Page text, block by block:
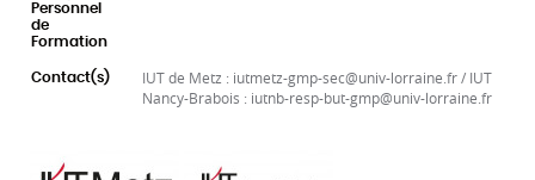
Personnel
de
Formation
Contact(s)
IUT de Metz : iutmetz-gmp-sec@univ-lorraine.fr / IUT
Nancy-Brabois : iutnb-resp-but-gmp@univ-lorraine.fr